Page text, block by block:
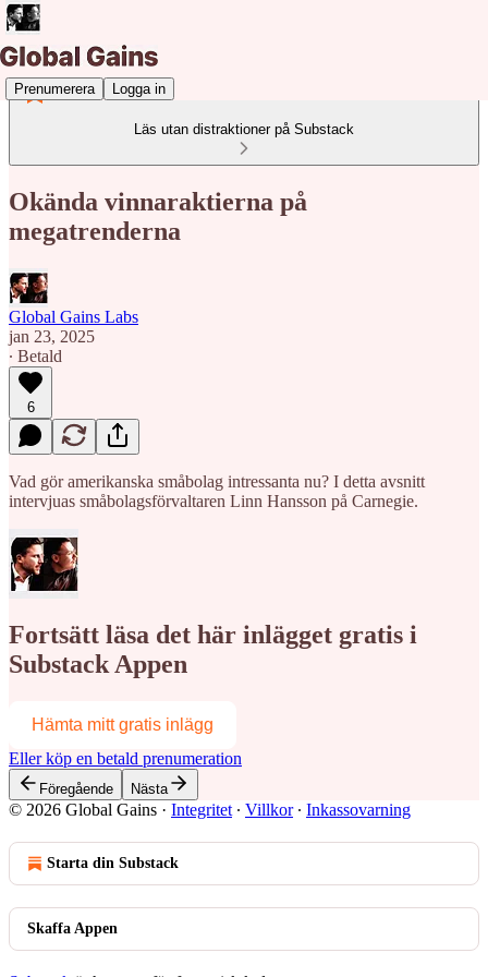
Prenumerera Logga in
Läs utan distraktioner på Substack
Okända vinnaraktierna på
megatrenderna
Global Gains Labs
jan 23, 2025
∙ Betald
6
Vad gör amerikanska småbolag intressanta nu? I detta avsnitt
intervjuas småbolagsförvaltaren Linn Hansson på Carnegie.
Fortsätt läsa det här inlägget gratis i
Substack Appen
Hämta mitt gratis inlägg
Eller köp en betald prenumeration
Föregående Nästa
© 2026 Global Gains · Integritet ∙ Villkor∙ Inkassovarning
Starta din Substack
Skaffa Appen